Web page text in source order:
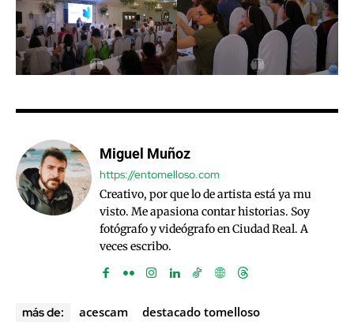
Miguel Muñoz
https://entomelloso.com
Creativo, por que lo de artista está ya mu
visto. Me apasiona contar historias. Soy
fotógrafo y videógrafo en Ciudad Real. A
veces escribo.
más de: acescam
destacado tomelloso